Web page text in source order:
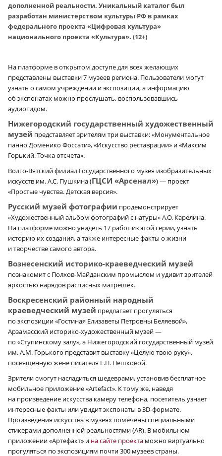
дополненной реальности. Уникальный каталог был
разработан министерством культуры РФ в рамках
федерального проекта «Цифровая культура»
национального проекта «Культура». (12+)
На платформе в открытом доступе для всех желающих
представлены выставки 7 музеев региона. Пользователи могут
узнать о самом учреждении и экспозиции, а информацию
об экспонатах можно прослушать, воспользовавшись
аудиогидом.
Нижегородский государственный художественный
музей представляет зрителям три выставки: «Монументальное
панно Доменико Фоссати», «Искусство реставрации» и «Максим
Горький. Точка отсчета».
Волго-Вятский филиал Государственного музея изобразительных
искусств им. А.С. Пушкина (ГЦСИ «Арсенал») — проект
«Простые чувства. Детская версия».
Русский музей фотографии продемонстрирует
«Художественный альбом фотографий с натуры» А.О. Карелина.
На платформе можно увидеть 17 работ из этой серии, узнать
историю их создания, а также интересные факты о жизни
и творчестве самого автора.
Вознесенский историко-краеведческий музей
познакомит с Полхов-Майданским промыслом и удивит зрителей
яркостью нарядов расписных матрешек.
Воскресенский районный народный
краеведческий музей предлагает прогуляться
по экспозиции «Гостиная Елизаветы Петровны Беляевой»,
Арзамасский историко-художественный музей —
по «Ступинскому залу», а Нижегородский государственный музей
им. А.М. Горького представит выставку «Целую твою руку»,
посвященную жене писателя Е.П. Пешковой.
Зрители смогут насладиться шедеврами, установив бесплатное
мобильное приложение «Artefact». К тому же, наведя
на произведение искусства камеру телефона, посетитель узнает
интересные факты или увидит экспонаты в 3D-формате.
Произведения искусства в музеях помечены специальными
стикерами дополненной реальностями (AR). В мобильном
приложении «Артефакт» и на сайте проекта можно виртуально
прогуляться по экспозициям почти 300 музеев страны.